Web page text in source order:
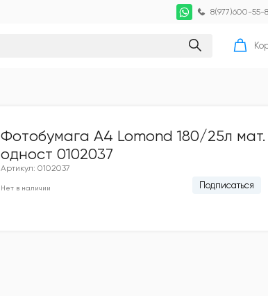
8(977)600-55-
Фотобумага А4 Lomond 180/25л мат.
одност 0102037
Артикул: 0102037
Нет в наличии Подписаться